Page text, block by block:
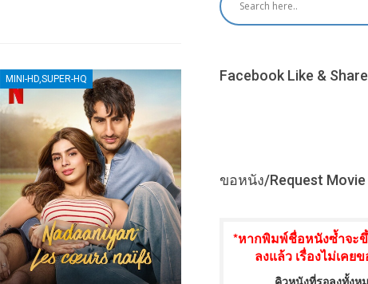
MINI-HD,SUPER-HQ Facebook Like & Share
ขอหนัง/Request Movie